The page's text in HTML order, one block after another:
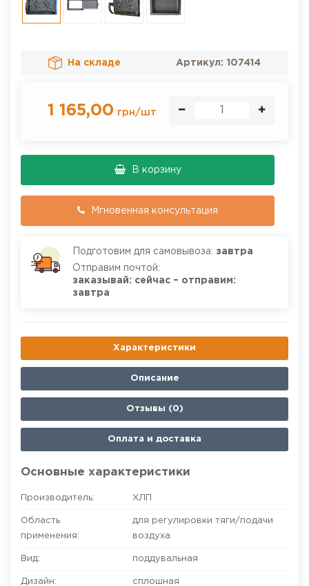
На складе Артикул: 107414
1 165,00 грн/шт
В корзину
Мгновенная консультация
Подготовим для самовывоза: завтра
Отправим почтой:
заказывай: сейчас – отправим:
завтра
Характеристики
Описание
Отзывы (0)
Оплата и доставка
Основные характеристики
Производитель: ХЛП
Область
применения:
для регулировки тяги/подачи
воздуха
Вид: поддувальная
Дизайн: сплошная